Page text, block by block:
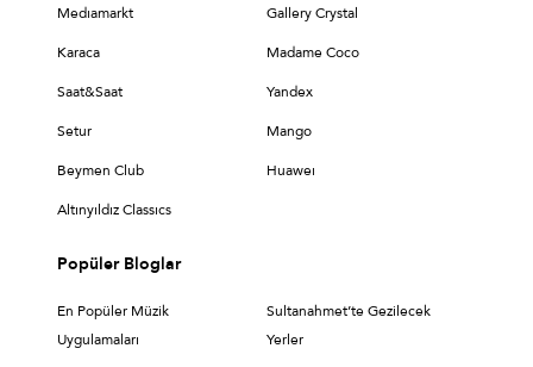
Medıamarkt Gallery Crystal
Karaca Madame Coco
Saat&Saat Yandex
Setur Mango
Beymen Club Huaweı
Altınyıldız Classıcs
Popüler Bloglar
En Popüler Müzik
Uygulamaları
Sultanahmet’te Gezilecek
Yerler